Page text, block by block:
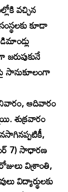
వచ్చిన
కూడా
సానుకూలంగా
ఆదివారం
శుక్రవారం
7) సాధారణ
విశ్రాంతి,
విద్యార్థులకు